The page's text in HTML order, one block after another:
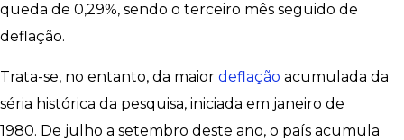
queda de 0,29%, sendo o terceiro mês seguido de
deflação.
Trata-se, no entanto, da maior deflação acumulada da
séria histórica da pesquisa, iniciada em janeiro de
1980. De julho a setembro deste ano, o país acumula